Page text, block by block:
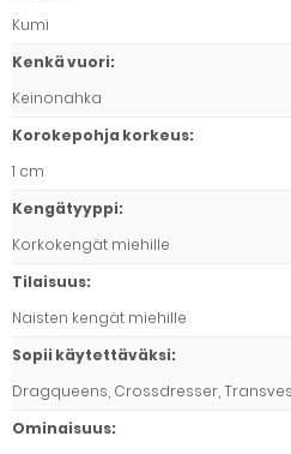
Kumi
Kenkä vuori:
Keinonahka
Korokepohja korkeus:
1 cm
Kengätyyppi:
Korkokengät miehille
Tilaisuus:
Naisten kengät miehille
Sopii käytettäväksi:
Dragqueens, Crossdresser,
Ominaisuus: